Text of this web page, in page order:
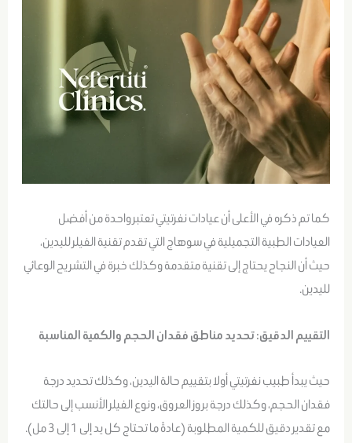
كما تم ذكره في الأعلى أن عيادات نفرتيتي تعتبر واحدة من أفضل
العيادات الطبية التجميلية في سوهاج التي تقدم تقنية الفيلر لليدين،
حيث أن النجاح يحتاج إلى تقنية متقدمة وكذلك خبرة في التشريح الوعائي
لليدين.
التقييم الدقيق: تحديد مناطق فقدان الحجم والكمية المناسبة
حيث يبدأ طبيب نفرتيتي أولا بتقييم حالة اليدين، وكذلك تحديد درجة
فقدان الحجم، وكذلك درجة بروز العروق، ونوع الفيلر الأنسب إلى حالتك
مع تقدير دقيق للكمية المطلوبة (عادةً ما تحتاج كل يد إلى 1 إلى 3 مل).